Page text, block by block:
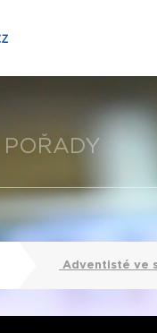
POŘADY
Adventisté ve